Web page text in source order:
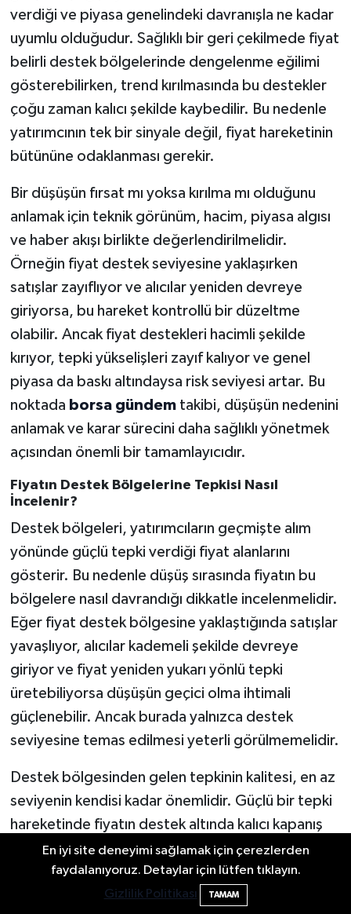
verdiği ve piyasa genelindeki davranışla ne kadar
uyumlu olduğudur. Sağlıklı bir geri çekilmede fiyat
belirli destek bölgelerinde dengelenme eğilimi
gösterebilirken, trend kırılmasında bu destekler
çoğu zaman kalıcı şekilde kaybedilir. Bu nedenle
yatırımcının tek bir sinyale değil, fiyat hareketinin
bütününe odaklanması gerekir.
Bir düşüşün fırsat mı yoksa kırılma mı olduğunu
anlamak için teknik görünüm, hacim, piyasa algısı
ve haber akışı birlikte değerlendirilmelidir.
Örneğin fiyat destek seviyesine yaklaşırken
satışlar zayıflıyor ve alıcılar yeniden devreye
giriyorsa, bu hareket kontrollü bir düzeltme
olabilir. Ancak fiyat destekleri hacimli şekilde
kırıyor, tepki yükselişleri zayıf kalıyor ve genel
piyasa da baskı altındaysa risk seviyesi artar. Bu
noktada borsa gündemtakibi, düşüşün nedenini
anlamak ve karar sürecini daha sağlıklı yönetmek
açısından önemli bir tamamlayıcıdır.
Fiyatın Destek Bölgelerine Tepkisi Nasıl
İncelenir?
Destek bölgeleri, yatırımcıların geçmişte alım
yönünde güçlü tepki verdiği fiyat alanlarını
gösterir. Bu nedenle düşüş sırasında fiyatın bu
bölgelere nasıl davrandığı dikkatle incelenmelidir.
Eğer fiyat destek bölgesine yaklaştığında satışlar
yavaşlıyor, alıcılar kademeli şekilde devreye
giriyor ve fiyat yeniden yukarı yönlü tepki
üretebiliyorsa düşüşün geçici olma ihtimali
güçlenebilir. Ancak burada yalnızca destek
seviyesine temas edilmesi yeterli görülmemelidir.
Destek bölgesinden gelen tepkinin kalitesi, en az
seviyenin kendisi kadar önemlidir. Güçlü bir tepki
hareketinde fiyatın destek altında kalıcı kapanış
yapmaması, toparlanmanın hacimle
desteklenmesi ve sonraki günlerde yeniden satış
baskısına kolayca teslim olmaması beklenir. Eğer
En iyi site deneyimi sağlamak için çerezlerden
faydalanıyoruz. Detaylar için lütfen tıklayın.
Gizlilik Politikası
TAMAM